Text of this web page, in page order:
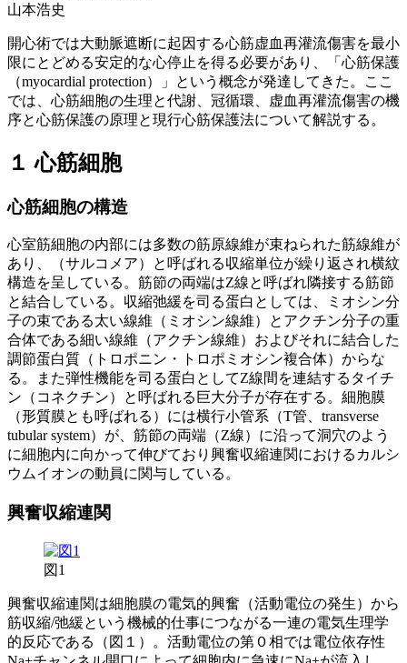
山本浩史
開心術では大動脈遮断に起因する心筋虚血再灌流傷害を最小
限にとどめる安定的な心停止を得る必要があり、「心筋保護
（myocardial protection）」という概念が発達してきた。ここ
では、心筋細胞の生理と代謝、冠循環、虚血再灌流傷害の機
序と心筋保護の原理と現行心筋保護法について解説する。
１ 心筋細胞
心筋細胞の構造
心室筋細胞の内部には多数の筋原線維が束ねられた筋線維が
あり、（サルコメア）と呼ばれる収縮単位が繰り返され横紋
構造を呈している。筋節の両端はZ線と呼ばれ隣接する筋節
と結合している。収縮弛緩を司る蛋白としては、ミオシン分
子の束である太い線維（ミオシン線維）とアクチン分子の重
合体である細い線維（アクチン線維）およびそれに結合した
調節蛋白質（トロポニン・トロポミオシン複合体）からな
る。また弾性機能を司る蛋白としてZ線間を連結するタイチ
ン（コネクチン）と呼ばれる巨大分子が存在する。細胞膜
（形質膜とも呼ばれる）には横行小管系（T管、transverse
tubular system）が、筋節の両端（Z線）に沿って洞穴のよう
に細胞内に向かって伸びており興奮収縮連関におけるカルシ
ウムイオンの動員に関与している。
興奮収縮連関
図1
興奮収縮連関は細胞膜の電気的興奮（活動電位の発生）から
筋収縮/弛緩という機械的仕事につながる一連の電気生理学
的反応である（図１）。活動電位の第０相では電位依存性